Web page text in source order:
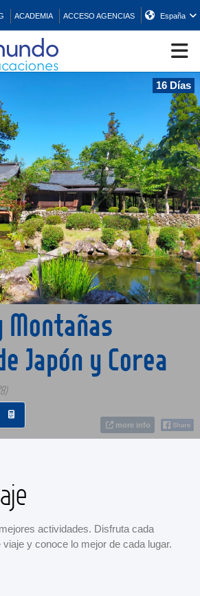
ACADEMIA ACCESO AGENCIAS España
ASIA
ORIENTE
PROMOCIONES
COMPRAR
16 Días
more info
Montañas
Japón y Corea
actividades. Disfruta cada
y conoce lo mejor de cada lugar.